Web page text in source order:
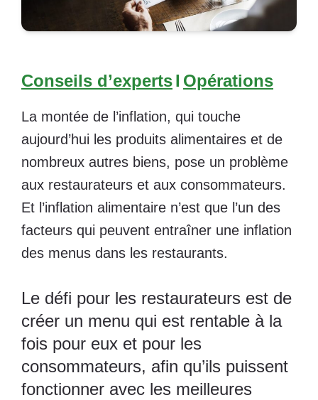
Conseils d’expertsI Opérations
La montée de l’inflation, qui touche
aujourd’hui les produits alimentaires et de
nombreux autres biens, pose un problème
aux restaurateurs et aux consommateurs.
Et l’inflation alimentaire n’est que l’un des
facteurs qui peuvent entraîner une inflation
des menus dans les restaurants.
Le défi pour les restaurateurs est de
créer un menu qui est rentable à la
fois pour eux et pour les
consommateurs, afin qu’ils puissent
fonctionner avec les meilleures